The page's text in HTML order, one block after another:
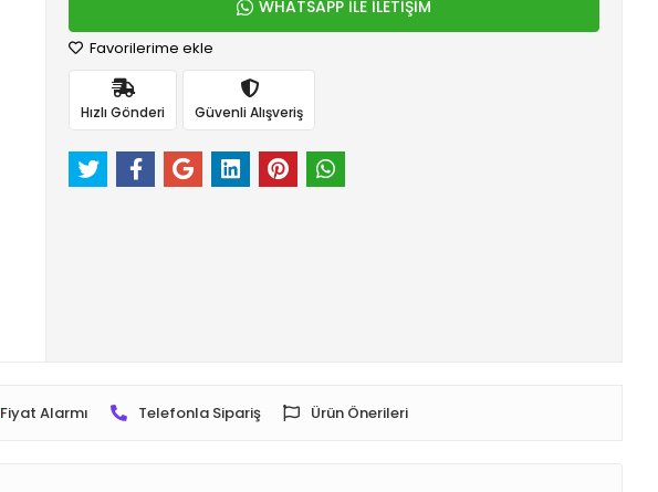
WHATSAPP İLE İLETİŞİM
Favorilerime ekle
Hızlı Gönderi Güvenli Alışveriş
Fiyat Alarmı Telefonla Sipariş Ürün Önerileri